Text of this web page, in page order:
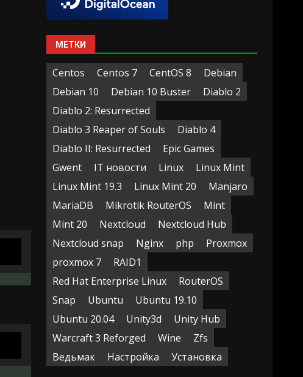
МЕТКИ
Centos Centos 7 CentOS 8
Debian
Debian 10
Debian 10 Buster
Diablo 2
Diablo 2: Resurrected
Diablo 3 Reaper of Souls
Diablo 4
Diablo II: Resurrected
Epic Games
Gwent
IT новости Linux
Linux Mint
Linux Mint 19.3
Linux Mint 20
Manjaro
MariaDB
Mikrotik RouterOS
Mint
Mint 20
Nextcloud
Nextcloud Hub
Nextcloud snap
Nginx php
Proxmox
proxmox 7
RAID1
Red Hat Enterprise Linux
RouterOS
Snap
Ubuntu
Ubuntu 19.10
Ubuntu 20.04
Unity3d
Unity Hub
Warcraft 3 Reforged
Wine
Zfs
Ведьмак
Настройка Установка